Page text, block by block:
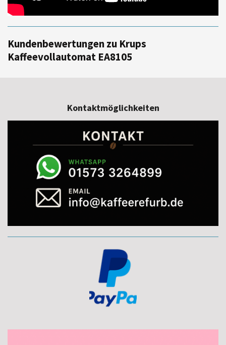
Kundenbewertungen zu Krups
Kaffeevollautomat EA8105
Kontaktmöglichkeiten